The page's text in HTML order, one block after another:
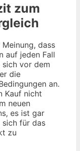
zum
dass
auf jeden Fall
sich vor dem
die
an.
Kauf nicht
neuen
es ist gar
sich für das
zu